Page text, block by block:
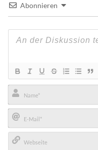
Abonnieren
Name*
E-
Mail*